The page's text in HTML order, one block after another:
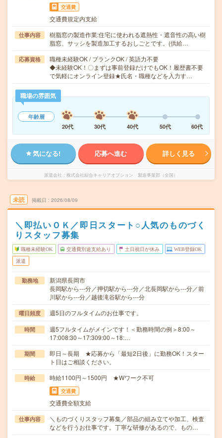
交通費
交通費規定内支給
仕事内容
樹脂窓の製造作業:住宅に使われる遮熱性・遮音性の高い樹
脂窓、サッシを製造加工するおしごとです。(供給…
応募資格
職種未経験OK / ブランクOK / 英語力不要
◆未経験OK！〇まずは事前登録だけでもOK！履歴書不要
で気軽にオンライン登録★氏名・職種などを入力す…
職場の雰囲気
年齢層
20代
30代 40代 50代 60代
気になる! 応募へ進む 詳しく見る
派遣会社 株式会社綜合キャリアオプション 製造事業部（全国）
未読 掲載日 2026/08/09
＼即払いＯＫ／即日スタート○人気のものづく
りスタッフ募集
職種未経験OK 交通費別途支給あり 土日祝日が休み WEB登録OK
派遣
勤務地
新潟県長岡市
長岡駅から---分／押切駅から---分／北長岡駅から---分／前
川駅から---分／越後滝谷駅から---分
曜日頻度 週5日のフルタイムのお仕事です。
時間
週5フルタイムがメインです！＜勤務時間の例＞8:00～
17:008:30～17:309:00～18:…
期間
即日～長期 ★応募から「最短2日後」に勤務OK！スター
ト日はご相談ください。
時給 時給1100円～1500円 ★Wワーク不可
交通費
交通費全額支給
仕事内容
＼ものづくりスタッフ募集／部品の組み立てや加工、検査
などを行うお仕事です。丁寧な研修があるので、もの…